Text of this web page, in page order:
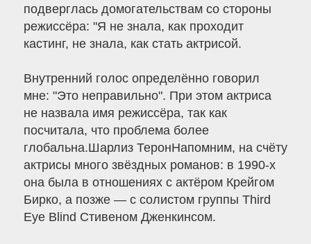
подверглась домогательствам со стороны
режиссёра: "Я не знала, как проходит
кастинг, не знала, как стать актрисой.
Внутренний голос определённо говорил
мне: "Это неправильно". При этом актриса
не назвала имя режиссёра, так как
посчитала, что проблема более
глобальна.Шарлиз ТеронНапомним, на счёту
актрисы много звёздных романов: в 1990-х
она была в отношениях с актёром Крейгом
Бирко, а позже — с солистом группы Third
Eye Blind Стивеном Дженкинсом.